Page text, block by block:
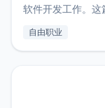
软件开发工作。
收入下降20%，
自由职业